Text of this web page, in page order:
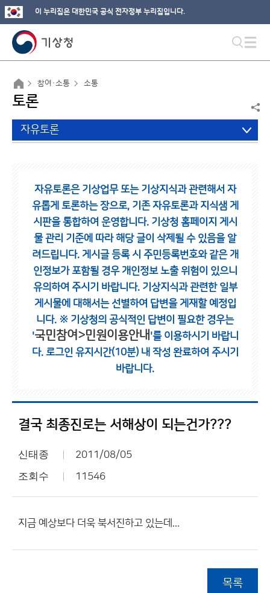
이 누리집은 대한민국 공식 전자정부 누리집입니다.
참여·소통 소통
토론
자유토론
자유토론은 기상업무 또는 기상지식과 관련해서 자
유롭게 토론하는 장으로, 기존 자유토론과 지식샘 게
시판을 통합하여 운영합니다. 기상청 홈페이지 게시
물 관리 기준에 따라 해당 글이 삭제될 수 있음을 알
려드립니다. 게시글 등록 시 주민등록번호와 같은 개
인정보가 포함될 경우 개인정보 노출 위험이 있으니
유의하여 주시기 바랍니다. 기상지식과 관련한 일부
게시물에 대해서는 선별하여 답변을 게재할 예정입
니다. ※ 기상청의 공식적인 답변이 필요한 경우는
'국민참여>민원이용안내 '를 이용하시기 바랍니
다. 로그인 유지시간(10분) 내 작성 완료하여 주시기
바랍니다.
결국 최종진로는 서해상이 되는건가???
신태종 2011/08/05
조회수 11546
지금 예상보다 더욱 북서진하고 있는데...
목록